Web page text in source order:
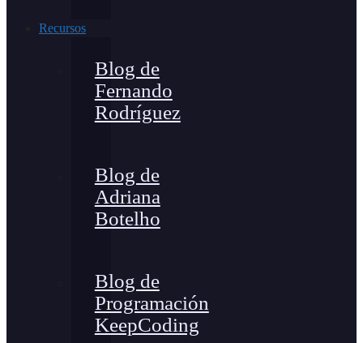
Recursos
Blog de
Fernando
Rodríguez
Blog de
Adriana
Botelho
Blog de
Programación
KeepCoding